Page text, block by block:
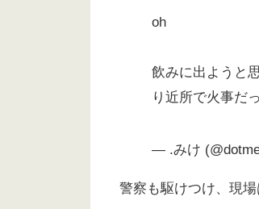
oh
飲みに出ようと
り近所で火事だ
— .みけ
警察も駆けつけ、現場